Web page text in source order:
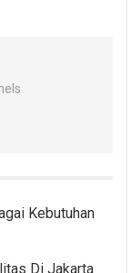
Kebutuhan
Di Jakarta